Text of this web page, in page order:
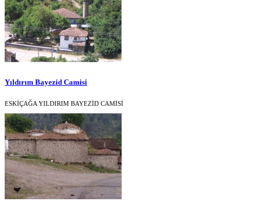
Yıldırım Bayezid Camisi
ESKİÇAĞA YILDIRIM BAYEZİD CAMİSİ